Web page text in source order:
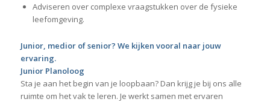
Adviseren over complexe vraagstukken over de fysieke
leefomgeving.
Junior, medior of senior? We kijken vooral naar jouw
ervaring.
Junior Planoloog
Sta je aan het begin van je loopbaan? Dan krijg je bij ons alle
ruimte om het vak te leren. Je werkt samen met ervaren